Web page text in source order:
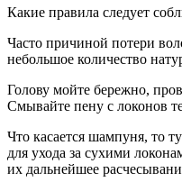
Какие правила следует
Часто причиной потери
небольшое количество
Голову мойте бережно,
Смывайте пену с локонов
Что касается шампуня, то
для ухода за сухими
их дальнейшее